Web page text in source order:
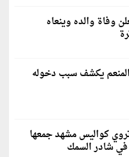
وفاة والده وينعاه
يكشف سبب دخوله
تروي كواليس مشهد جمعها
شادر السمك